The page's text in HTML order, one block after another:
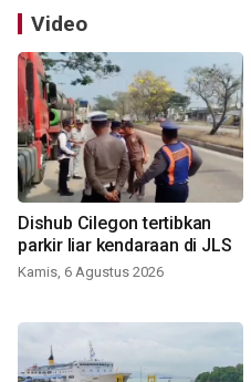
Video
Dishub Cilegon tertibkan
parkir liar kendaraan di JLS
Kamis, 6 Agustus 2026